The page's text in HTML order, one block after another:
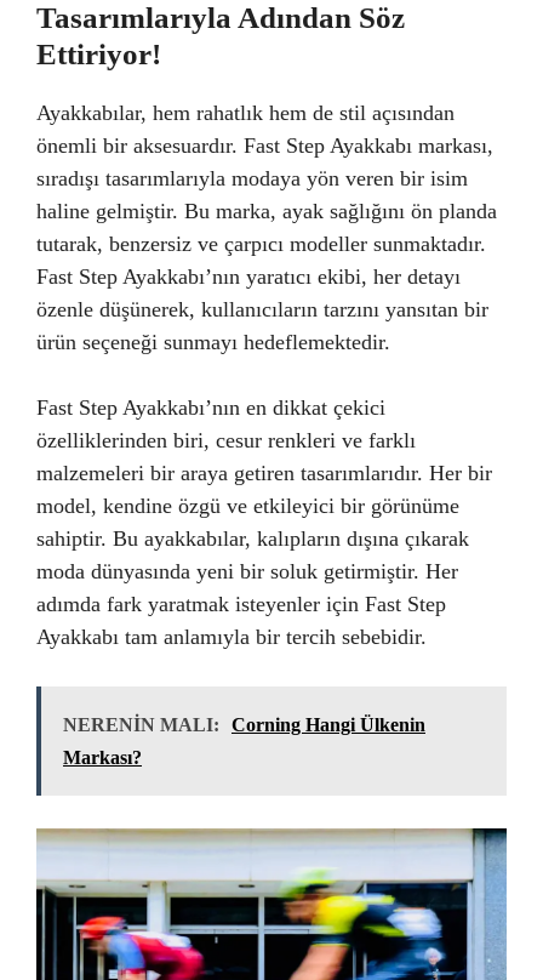
Tasarımlarıyla Adından Söz
Ettiriyor!
Ayakkabılar, hem rahatlık hem de stil açısından
önemli bir aksesuardır. Fast Step Ayakkabı markası,
sıradışı tasarımlarıyla modaya yön veren bir isim
haline gelmiştir. Bu marka, ayak sağlığını ön planda
tutarak, benzersiz ve çarpıcı modeller sunmaktadır.
Fast Step Ayakkabı’nın yaratıcı ekibi, her detayı
özenle düşünerek, kullanıcıların tarzını yansıtan bir
ürün seçeneği sunmayı hedeflemektedir.
Fast Step Ayakkabı’nın en dikkat çekici
özelliklerinden biri, cesur renkleri ve farklı
malzemeleri bir araya getiren tasarımlarıdır. Her bir
model, kendine özgü ve etkileyici bir görünüme
sahiptir. Bu ayakkabılar, kalıpların dışına çıkarak
moda dünyasında yeni bir soluk getirmiştir. Her
adımda fark yaratmak isteyenler için Fast Step
Ayakkabı tam anlamıyla bir tercih sebebidir.
NERENİN MALI:
Corning Hangi Ülkenin
Markası?